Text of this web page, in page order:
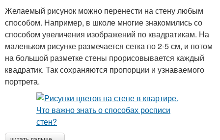
Желаемый рисунок можно перенести на стену любым
способом. Например, в школе многие знакомились со
способом увеличения изображений по квадратикам. На
маленьком рисунке размечается сетка по 2-5 см, и потом
на большой разметке стены прорисовывается каждый
квадратик. Так сохраняются пропорции и узнаваемого
портрета.